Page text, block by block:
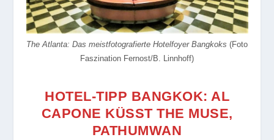
The Atlanta: Das meistfotografierte Hotelfoyer Bangkoks (Foto
Faszination Fernost/B. Linnhoff)
HOTEL-TIPP BANGKOK: AL
CAPONE KÜSST THE MUSE,
PATHUMWAN